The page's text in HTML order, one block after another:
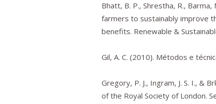
Bhatt, B. P., Shrestha, R., Barma,
farmers to sustainably improve
benefits. Renewable &
Gil, A. C. (2010). Métodos e
Gregory, P. J., Ingram, J. S. I., &
of the Royal Society of London.